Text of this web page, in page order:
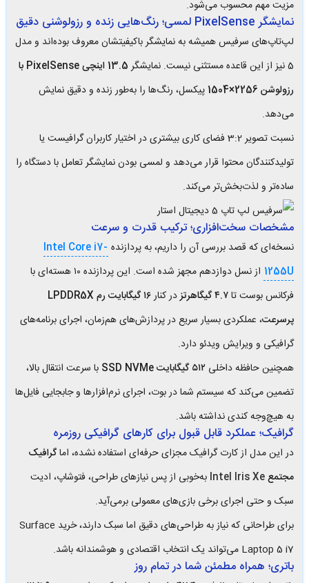
مزیت مهم محسوب می‌شود.
نمایشگر PixelSense لمسی؛ رنگ‌هایی زنده و رزولوشنی دقیق
لپ‌تاپ‌های سرفیس همیشه به نمایشگر باکیفیتشان معروف بوده‌اند و مدل
5 نیز از این قاعده مستثنی نیست. نمایشگر
13.5 اینچی PixelSense با
رزولوشن 2256×1504
پیکسل، رنگ‌ها را به‌طور زنده و دقیق نمایش
می‌دهد.
نسبت تصویر 3:2 فضای کاری بیشتری در اختیار کاربران گرافیست یا
تولیدکنندگان محتوا قرار می‌دهد و لمسی بودن نمایشگر تعامل با دستگاه را
ساده‌تر و لذت‌بخش‌تر می‌کند.
مشخصات سخت‌افزاری؛ ترکیب قدرت و سرعت
نسخه‌ای که قصد بررسی آن را داریم، به پردازنده Intel Core i7-
1255U
از نسل دوازدهم مجهز شده است. این پردازنده ۱۰ هسته‌ای با
فرکانس بوست تا۴.۷ گیگاهرتز در کنار
۱۶ گیگابایت رم LPDDR5X
پرسرعت، عملکردی بسیار سریع در پردازش‌های هم‌زمان، اجرای برنامه‌های
گرافیکی و ویرایش ویدئو دارد.
همچنین حافظه داخلی ۵۱۲ گیگابایت SSD NVMe
با سرعت انتقال بالا،
تضمین می‌کند که سیستم شما در بوت، اجرای نرم‌افزارها و جابجایی فایل‌ها
به هیچ‌وجه کندی نداشته باشد.
گرافیک؛ عملکرد قابل قبول برای کارهای گرافیکی روزمره
در این مدل از کارت گرافیک مجزای حرفه‌ای استفاده نشده، اماگرافیک
مجتمعIntel Iris Xe به‌خوبی از پس نیازهای طراحی، فتوشاپ، ادیت
سبک و حتی اجرای برخی بازی‌های معمولی برمی‌آید.
برای طراحانی که نیاز به طراحی‌های دقیق اما سبک دارند، خرید Surface
Laptop 5 i7 می‌تواند یک انتخاب اقتصادی و هوشمندانه باشد.
باتری؛ همراه مطمئن شما در تمام روز